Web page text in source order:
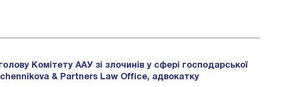
Комітету ААУ зі злочинів у сфері господарської
& Partners Law Office, адвокатку